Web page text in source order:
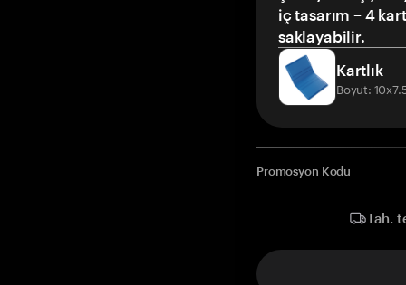
iç tasarım – 4
saklayabilir.
Kartlık
Boyut:
Promosyon Kodu
Tah.